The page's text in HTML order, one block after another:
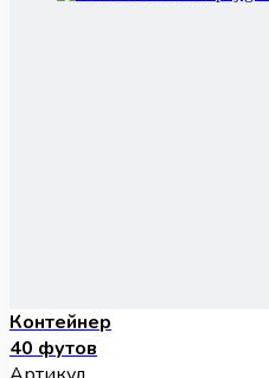
Контейнер
40 футов